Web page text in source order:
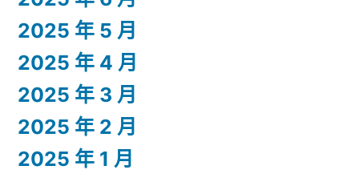
2025 年 5 月
2025 年 4 月
2025 年 3 月
2025 年 2 月
2025 年 1 月